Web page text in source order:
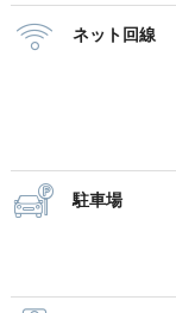
ネット回線
駐車場